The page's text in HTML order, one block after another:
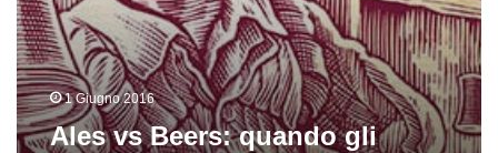
pinta
1 Giugno 2016
Ales vs Beers: quando gli